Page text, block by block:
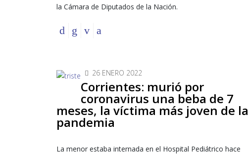
la Cámara de Diputados de la Nación.
26 ENERO 2022
Corrientes: murió por
coronavirus una beba de 7
meses, la víctima más joven de la
pandemia
La menor estaba internada en el Hospital Pediátrico hace